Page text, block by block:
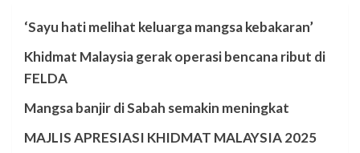
‘Sayu hati melihat keluarga mangsa kebakaran’
Khidmat Malaysia gerak operasi bencana ribut di
FELDA
Mangsa banjir di Sabah semakin meningkat
MAJLIS APRESIASI KHIDMAT MALAYSIA 2025